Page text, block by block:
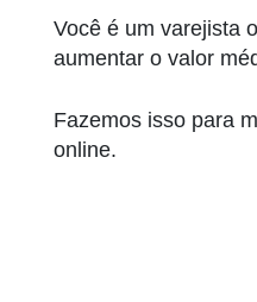
Você é um varejista
aumentar o valor
Fazemos isso para
online.